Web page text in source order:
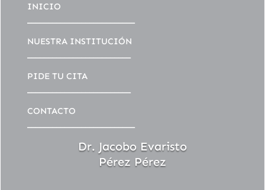
Dr. Jacobo Evaristo
Pérez Pérez
INICIO
NUESTRA INSTITUCIÓN
PIDE TU CITA
CONTACTO